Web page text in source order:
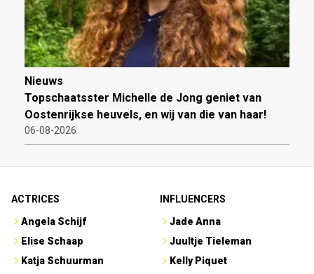
Nieuws
Topschaatsster Michelle de Jong geniet van
Oostenrijkse heuvels, en wij van die van haar!
06-08-2026
ACTRICES
Angela Schijf
Elise Schaap
Katja Schuurman
INFLUENCERS
Jade Anna
Juultje Tieleman
Kelly Piquet